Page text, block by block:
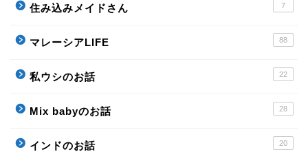
住み込みメイドさん 7
マレーシアLIFE 88
私ウシのお話 22
Mix babyのお話 28
インドのお話 20